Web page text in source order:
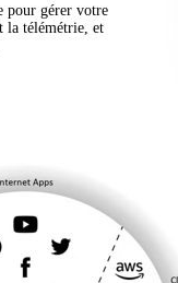
pour gérer votre
la télémétrie, et